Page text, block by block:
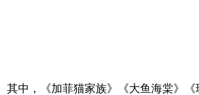
中，《加菲猫家族》《大鱼海棠》